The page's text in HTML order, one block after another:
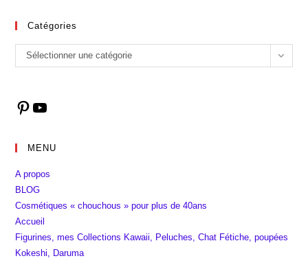
Catégories
Catégories
Sélectionner une catégorie
PinterestYouTube
MENU
A propos
BLOG
Cosmétiques « chouchous » pour plus de 40ans
Accueil
Figurines, mes Collections Kawaii, Peluches, Chat Fétiche, poupées
Kokeshi, Daruma